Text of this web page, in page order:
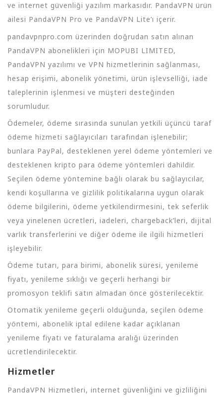
ve internet güvenliği yazılım markasıdır. PandaVPN ürün
ailesi PandaVPN Pro ve PandaVPN Lite’ı içerir.
pandavpnpro.com üzerinden doğrudan satın alınan
PandaVPN abonelikleri için MOPUBI LIMITED,
PandaVPN yazılımı ve VPN hizmetlerinin sağlanması,
hesap erişimi, abonelik yönetimi, ürün işlevselliği, iade
taleplerinin işlenmesi ve müşteri desteğinden
sorumludur.
Ödemeler, ödeme sırasında sunulan yetkili üçüncü taraf
ödeme hizmeti sağlayıcıları tarafından işlenebilir;
bunlara PayPal, desteklenen yerel ödeme yöntemleri ve
desteklenen kripto para ödeme yöntemleri dahildir.
Seçilen ödeme yöntemine bağlı olarak bu sağlayıcılar,
kendi koşullarına ve gizlilik politikalarına uygun olarak
ödeme bilgilerini, ödeme yetkilendirmesini, tek seferlik
veya yinelenen ücretleri, iadeleri, chargeback’leri, dijital
varlık transferlerini ve diğer ödeme ile ilgili hizmetleri
işleyebilir.
Ödeme tutarı, para birimi, abonelik süresi, yenileme
fiyatı, yenileme sıklığı ve geçerli herhangi bir
promosyon teklifi satın almadan önce gösterilecektir.
Otomatik yenileme geçerli olduğunda, seçilen ödeme
yöntemi, abonelik iptal edilene kadar açıklanan
yenileme fiyatı ve faturalama aralığı üzerinden
ücretlendirilecektir.
Hizmetler
PandaVPN Hizmetleri, internet güvenliğini ve gizliliğini